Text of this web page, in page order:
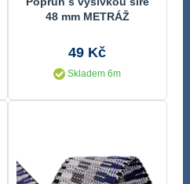
48 mm METRÁŽ
49 Kč
Skladem 6m